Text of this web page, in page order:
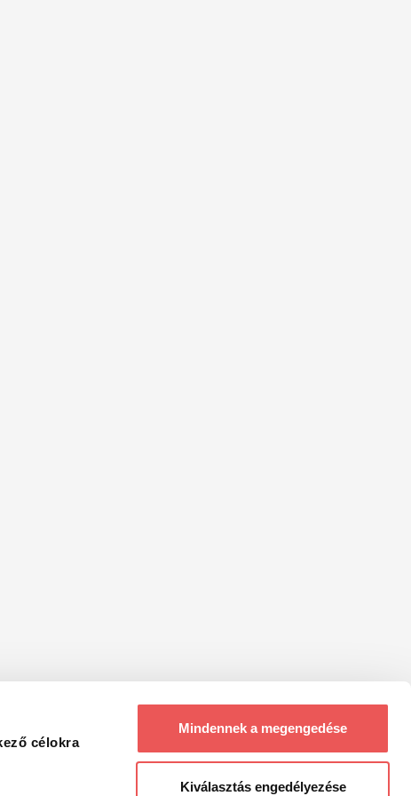
célokra
Mindennek a megengedése
Kiválasztás engedélyezése